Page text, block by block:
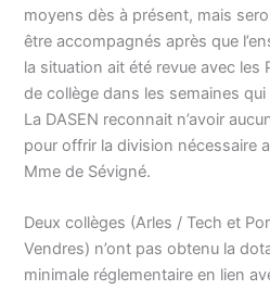
moyens dès à présent, mais
être accompagnés après que
la situation ait été revue avec les
de collège dans les semaines
La DASEN reconnait n’avoir
pour offrir la division nécessaire
Mme de Sévigné.
Deux collèges (Arles / Tech et
Vendres) n’ont pas obtenu la
minimale réglementaire en lien